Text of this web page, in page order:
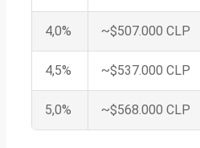
4,0% ~$507.000 CLP
4,5% ~$537.000 CLP
5,0% ~$568.000 CLP